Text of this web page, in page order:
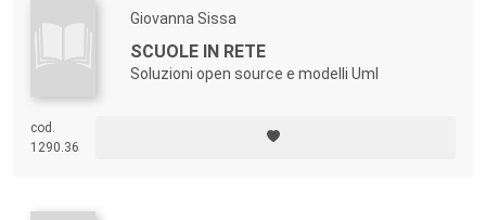
Giovanna Sissa
SCUOLE IN RETE
Soluzioni open source e modelli Uml
cod.
1290.36